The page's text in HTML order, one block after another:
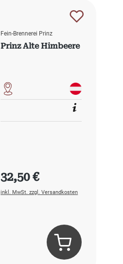
Fein-Brennerei Prinz
Prinz Alte Himbeere
Regulärer Preis:
32,50 €
inkl. MwSt. zzgl. Versandkosten